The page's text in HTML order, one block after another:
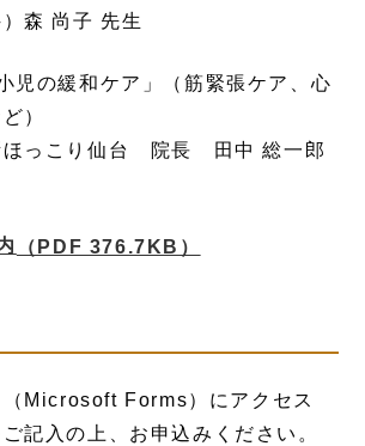
）森 尚子 先生
児の緩和ケア」（筋緊張ケア、心
）
ほっこり仙台 院長 田中 総一郎
（PDF 376.7KB）
Microsoft Forms）にアクセス
記入の上、お申込みください。